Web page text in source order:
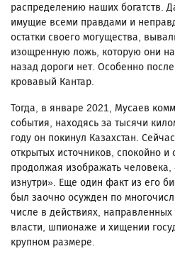
распределению наших богатств.
имущие всеми правдами и
остатки своего могущества,
изощренную ложь, которую они
назад дороги нет. Особенно
кровавый Кантар.
Тогда, в январе 2021, Мусаев
события, находясь за тысячи
году он покинул Казахстан.
открытых источников, спокойно и
продолжая изображать
изнутри». Еще один факт из его
был заочно осужден по
числе в действиях,
власти, шпионаже и хищении
крупном размере.